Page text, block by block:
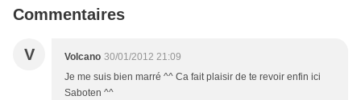
Commentaires
V Volcano 30/01/2012 21:09
Je me suis bien marré ^^ Ca fait plaisir de te revoir enfin ici
Saboten ^^